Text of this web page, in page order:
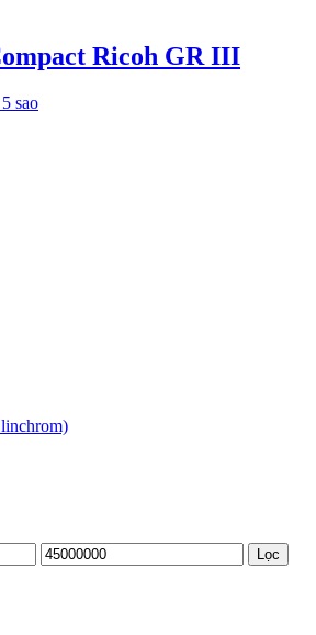
Ricoh GR III
5 sao
Lọc